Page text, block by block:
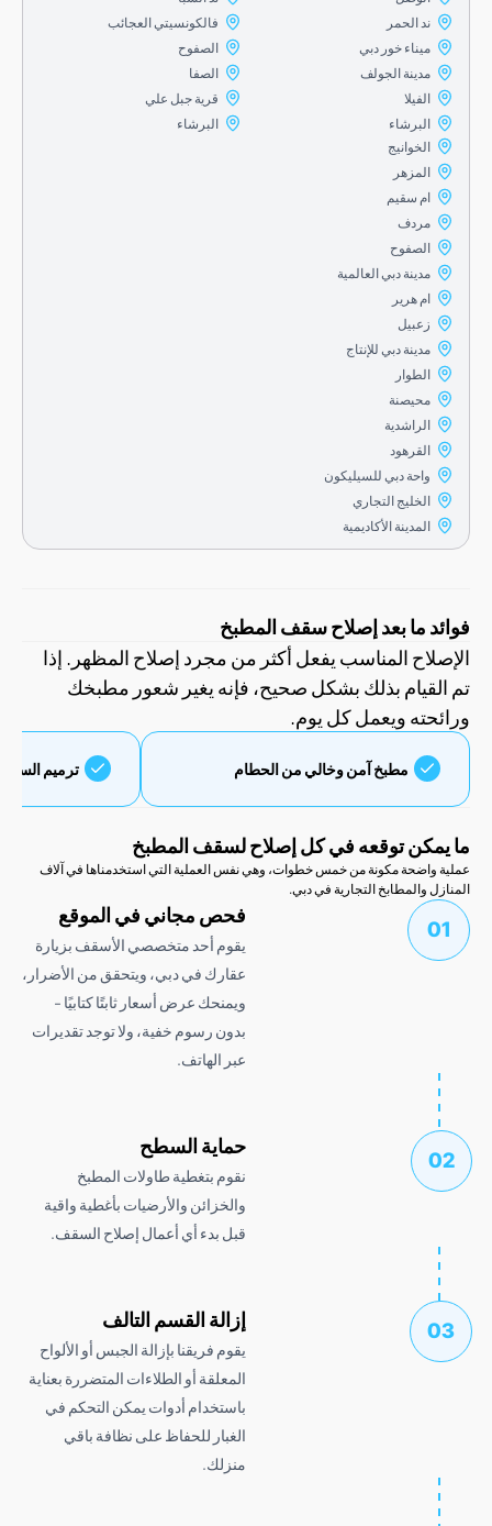
ند الحمر
ميناء خور دبي
مدينة الجولف
البرشاء
فالكونسيتي العجائب
قرية جبل علي
البرشاء
الخوانيج
ام سقيم
مدينة دبي العالمية
مدينة دبي للإنتاج
محيصنة
الراشدية
واحة دبي للسيليكون
الخليج التجاري
المدينة الأكاديمية
ما بعد إصلاح سقف المطبخ
المناسب يفعل أكثر من مجرد إصلاح المظهر. إذا
بذلك بشكل صحيح، فإنه يغير شعور مطبخك
ويعمل كل يوم.
مطبخ آمن وخالي من الحطام ترميم السقف
توقعه في كل إصلاح لسقف المطبخ
مكونة من خمس خطوات، وهي نفس العملية التي استخدمناها في آلاف
والمطابخ التجارية في دبي.
فحص مجاني في الموقع
يقوم أحد متخصصي الأسقف بزيارة
عقارك في دبي، ويتحقق من الأضرار،
ويمنحك عرض أسعار ثابتًا كتابيًا -
بدون رسوم خفية، ولا توجد تقديرات
عبر الهاتف.
حماية السطح
نقوم بتغطية طاولات المطبخ
والخزائن والأرضيات بأغطية واقية
قبل بدء أي أعمال إصلاح السقف.
إزالة القسم التالف
يقوم فريقنا بإزالة الجبس أو الألواح
المعلقة أو الطلاءات المتضررة بعناية
باستخدام أدوات يمكن التحكم في
الغبار للحفاظ على نظافة باقي